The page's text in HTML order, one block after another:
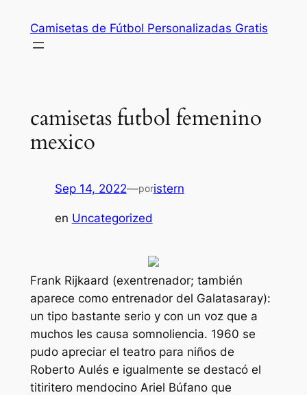
contenido
Camisetas de Fútbol Personalizadas Gratis
camisetas futbol femenino
mexico
Sep 14, 2022—poristern
en Uncategorized
Frank Rijkaard (exentrenador; también
aparece como entrenador del Galatasaray):
un tipo bastante serio y con un voz que a
muchos les causa somnoliencia. 1960 se
pudo apreciar el teatro para niños de
Roberto Aulés e igualmente se destacó el
titiritero mendocino Ariel Búfano que